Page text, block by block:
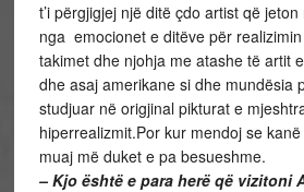
t’i përgjigjej një ditë çdo artist që
nga emocionet e ditëve për
takimet dhe njohja me atashe të artit
dhe asaj amerikane si dhe mundësia
studjuar në origjinal pikturat e
hiperrealizmit.Por kur mendoj se
muaj më duket e pa besueshme.
– Kjo është e para herë që vizitoni